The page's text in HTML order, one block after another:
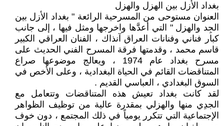
بغداد الأزل بين الهزل والهزل
العنوان مستوحى من المسرحية الرائعة " بغداد الأزل بين
الجِد والهزل " التي أعدَّها واخرجها ومثل فيها ، إلى جانب
كبار فناني وفنانات العراق آنذاك ، الفنان العراقي الكبير
قاسم محمد ، وقدمتها فرقة المسرح الفني الحديث على
مسرح بغداد عام 1974 ، ويعالج موضوعها صراع
المتناقضات القائم في الحياة البغدادية ، وعلى الأخص في
السوق البغدادي ، العباسي القديم .
لقد كانت بغداد تعيش هذه المتناقضات وتتعامل مع
الجدِي منها والهزلي بمقدرة عالية من توظيف الظواهر
الإجتماعية التي تتكرر يومياً في ذلك المجتمع ، دون خوف